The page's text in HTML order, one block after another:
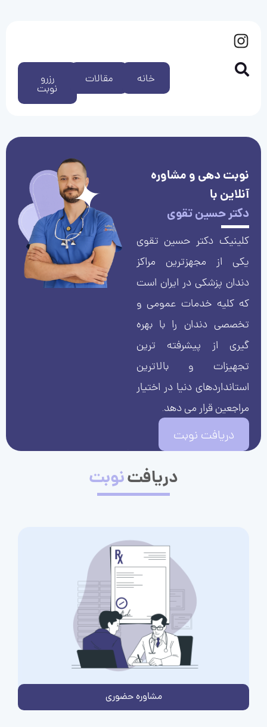
رزرو
نوبت
مقالات خانه
نوبت دهی و مشاوره
آنلاین با
دکتر حسین تقوی
کلینیک دکتر حسین تقوی
یکی از مجهزترین مراکز
دندان پزشکی در ایران است
که کلیه خدمات عمومی و
تخصصی دندان را با بهره
گیری از پیشرفته ترین
تجهیزات و بالاترین
استانداردهای دنیا در اختیار
مراجعین قرار می دهد.
دریافت نوبت
دریافتنوبت
مشاوره حضوری